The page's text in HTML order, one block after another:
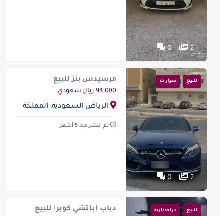
2
0
للبيع سيارات
2
0
مرسيدس بنز للبيع
94,000 ريال سعودي
الرياض السعودية, المملكة
تم النشر منذ 5 أشهر
للبيع دراجة نارية دباب اباتشي كوبرا للبيع